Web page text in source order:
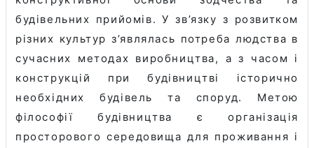
будівельних прийомів. У зв’язку з розвитком
різних культур з’являлась потреба людства в
сучасних методах виробництва, а з часом і
конструкцій при будівництві історично
необхідних будівель та споруд. Метою
філософії будівництва є організація
просторового середовища для проживання і